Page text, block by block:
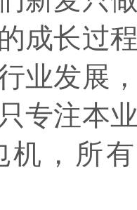
成长过
业发展
专注本
机，所